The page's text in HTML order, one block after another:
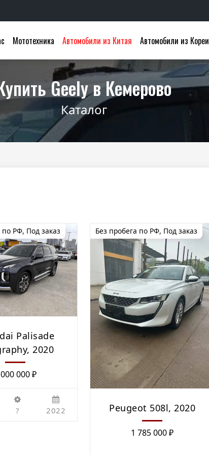
Мототехника Автомобили из Китая Автомобили из Кореи
Geely в Кемерово
Каталог
по РФ, Под заказ
Palisade
2020
000₽
? 2022
Без пробега по РФ, Под заказ
Peugeot 508l, 2020
1 785 000₽